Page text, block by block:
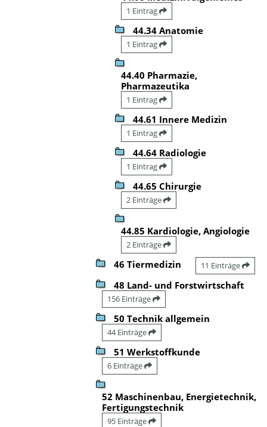
1 Eintrag
44.34 Anatomie
1 Eintrag
44.40 Pharmazie,
Pharmazeutika
1 Eintrag
44.61 Innere Medizin
1 Eintrag
44.64 Radiologie
1 Eintrag
44.65 Chirurgie
2 Einträge
44.85 Kardiologie, Angiologie
2 Einträge
46 Tiermedizin 11 Einträge
48 Land- und Forstwirtschaft
156 Einträge
50 Technik allgemein
44 Einträge
51 Werkstoffkunde
6 Einträge
52 Maschinenbau, Energietechnik,
Fertigungstechnik
95 Einträge